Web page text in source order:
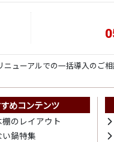
ューアルでの一括導入のご
めコンテンツ
のレイアウト
鍋特集